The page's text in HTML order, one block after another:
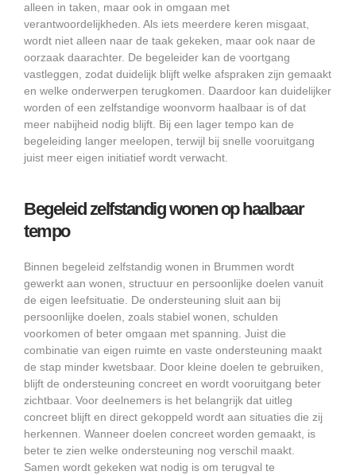
alleen in taken, maar ook in omgaan met
verantwoordelijkheden. Als iets meerdere keren misgaat,
wordt niet alleen naar de taak gekeken, maar ook naar de
oorzaak daarachter. De begeleider kan de voortgang
vastleggen, zodat duidelijk blijft welke afspraken zijn gemaakt
en welke onderwerpen terugkomen. Daardoor kan duidelijker
worden of een zelfstandige woonvorm haalbaar is of dat
meer nabijheid nodig blijft. Bij een lager tempo kan de
begeleiding langer meelopen, terwijl bij snelle vooruitgang
juist meer eigen initiatief wordt verwacht.
Begeleid zelfstandig wonen op haalbaar
tempo
Binnen begeleid zelfstandig wonen in Brummen wordt
gewerkt aan wonen, structuur en persoonlijke doelen vanuit
de eigen leefsituatie. De ondersteuning sluit aan bij
persoonlijke doelen, zoals stabiel wonen, schulden
voorkomen of beter omgaan met spanning. Juist die
combinatie van eigen ruimte en vaste ondersteuning maakt
de stap minder kwetsbaar. Door kleine doelen te gebruiken,
blijft de ondersteuning concreet en wordt vooruitgang beter
zichtbaar. Voor deelnemers is het belangrijk dat uitleg
concreet blijft en direct gekoppeld wordt aan situaties die zij
herkennen. Wanneer doelen concreet worden gemaakt, is
beter te zien welke ondersteuning nog verschil maakt.
Samen wordt gekeken wat nodig is om terugval te